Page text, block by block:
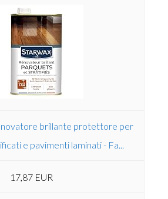
brillante protettore per
e pavimenti laminati - Fa...
17,87 EUR